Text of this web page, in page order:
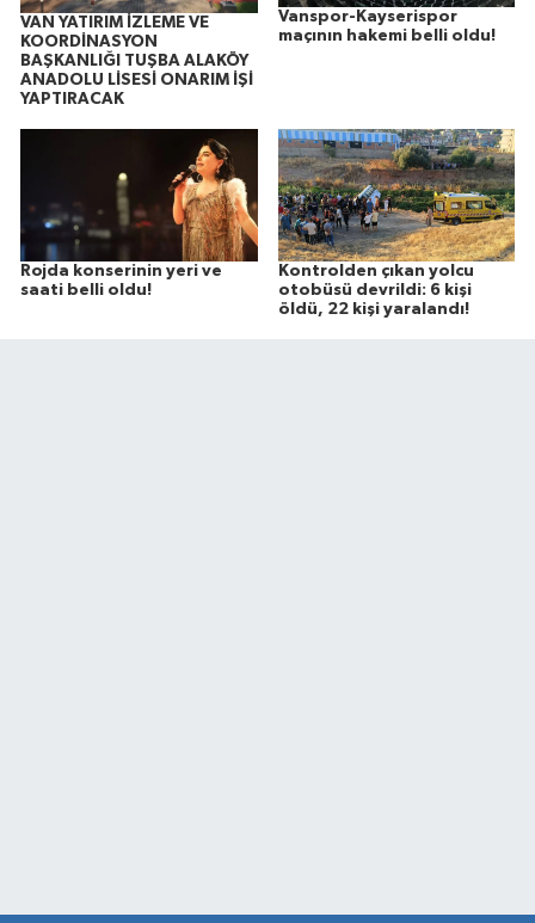
VAN YATIRIM İZLEME VE
KOORDİNASYON
BAŞKANLIĞI TUŞBA ALAKÖY
ANADOLU LİSESİ ONARIM İŞİ
YAPTIRACAK
Vanspor-Kayserispor
maçının hakemi belli oldu!
Rojda konserinin yeri ve
saati belli oldu!
Kontrolden çıkan yolcu
otobüsü devrildi: 6 kişi
öldü, 22 kişi yaralandı!